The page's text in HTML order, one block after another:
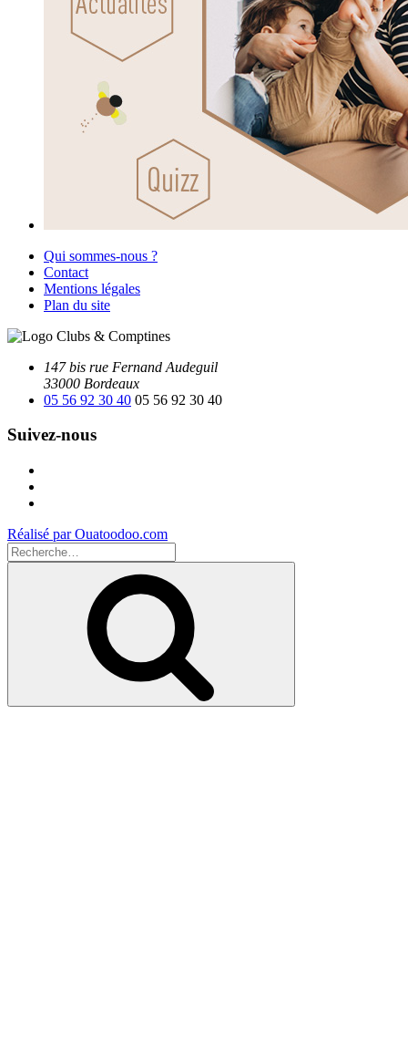
Qui sommes-nous ?
Contact
Mentions légales
Plan du site
147 bis rue Fernand Audeguil
33000 Bordeaux
05 56 92 30 40 05 56 92 30 40
Suivez-nous
Réalisé par Ouatoodoo.com
Recherche
pour